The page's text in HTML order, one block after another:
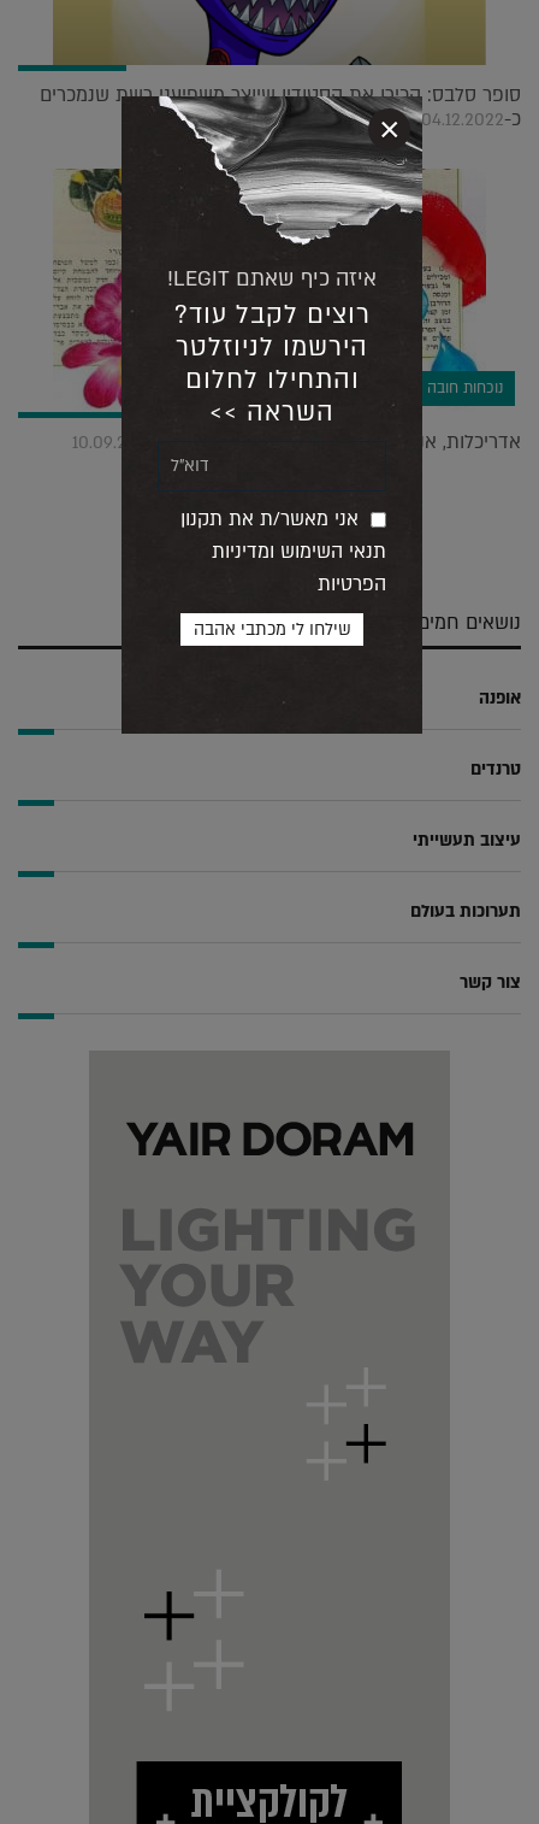
סופר סלבס: הכירו את הסטודיו שיוצר משפיעני רשת שנמכרים
כ-NFT |04.12.2022
נוכחות חובה
אדריכלות, אנימציה וקולאז'ים: תערוכות רצות | 10.09.2020
שלח
אלקטרוני
שתף
צייץ
נושאים חמים
אופנה
טרנדים
עיצוב תעשייתי
תערוכות בעולם
צור קשר
איזה כיף שאתם LEGIT!
רוצים לקבל עוד?
הירשמו לניוזלטר
והתחילו לחלום
השראה >>
אני מאשר/ת את תקנון
תנאי השימוש ומדיניות
הפרטיות
×